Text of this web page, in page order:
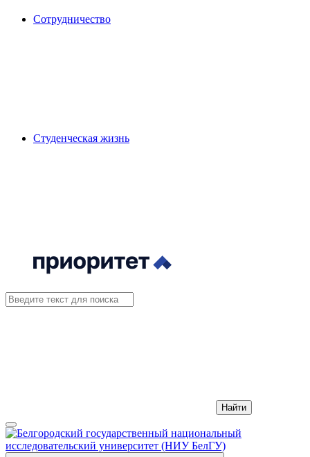
Сотрудничество
Студенческая жизнь
Найти